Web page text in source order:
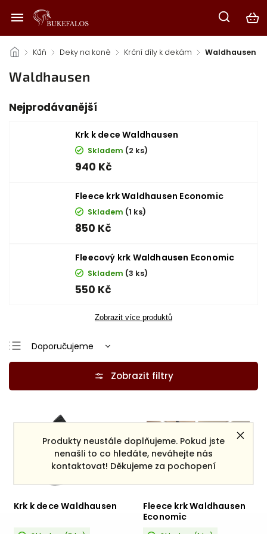
Produkty neustále doplňujeme. Pokud jste
nenašli to co hledáte, neváhejte nás
kontaktovat! Děkujeme za pochopení
/ Kůň / Deky na koně / Krční díly k dekám / Waldhausen
Waldhausen
Nejprodávanější
Krk k dece Waldhausen
Skladem (2 ks)
940 Kč
Fleece krk Waldhausen Economic
Skladem (1 ks)
850 Kč
Fleecový krk Waldhausen Economic
Skladem (3 ks)
550 Kč
Zobrazit více produktů
Doporučujeme
Nejlevnější
Abecedně
Krk k dece Waldhausen
Fleece krk Waldhausen
Economic